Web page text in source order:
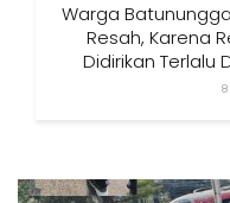
Warga
Resah, Karena
Didirikan Terlalu
8